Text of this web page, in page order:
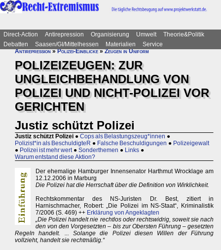
Direct-Action Antirepression Organisierung Umwelt
Theorie&Politik
Debatten
Saasen/GI/Mittelhessen Materialien
Service
Antirepression»Polizei-Einblicke»Zeugen in Uniform
POLIZEIZEUGEN: ZUR
UNGLEICHBEHANDLUNG VON
POLIZEI UND NICHT-POLIZEI VOR
GERICHTEN
Justiz schützt Polizei
Justiz schützt Polizei ● Cops als Belastungszeug*innen ●
Polizist*in als BeschuldigteR ● Falsche Beschuldigungen ● Polizeigewalt
● Polizei ist mehr wert ● Sonderthemen ● Links ●
Warum entstand diese Aktion?
Der ehemalige Hamburger Innensenator Harthmut Wrocklage am
12.12.2006 in Marburg
Die Polizei hat die Herrschaft über die Definition von Wirklichkeit.
Rechtskommentar des NS-Juristen Dr. Best, zitiert in
Harnischmacher, Robert: „Die Polizei im NS-Staat“, Kriminalistik
7/2006 (S. 469) ++ Erklärung von Angeklagten
„Die Polizei handelt nie rechtlos oder rechtswidrig, soweit sie nach
den von den Vorgesetzten – bis zur Obersten Führung – gesetzten
Regeln handelt. ... Solange die Polizei diesen Willen der Führung
vollzieht, handelt sie rechtmäßig.“